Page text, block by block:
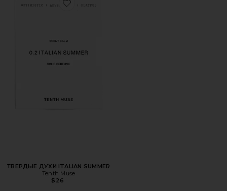
Favorite ТВЕРДЫЕ ДУХИ ITALIAN SUMMER
ТВЕРДЫЕ ДУХИ ITALIAN SUMMER
Tenth Muse
$26